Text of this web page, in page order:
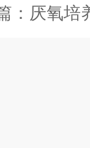
： 厌氧培养箱